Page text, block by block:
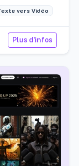
vers Vidéo
Plus d'infos